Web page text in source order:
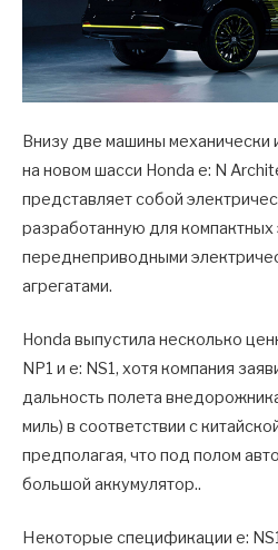
Внизу две машины механически
на новом шасси Honda e: N
представляет собой
разработанную для
переднеприводными
агрегатами.
Honda выпустила несколько
NP1 и e: NS1, хотя компания
дальность полета
миль) в соответствии с
предполагая, что под полом
большой аккумулятор..
Некоторые спецификации e: